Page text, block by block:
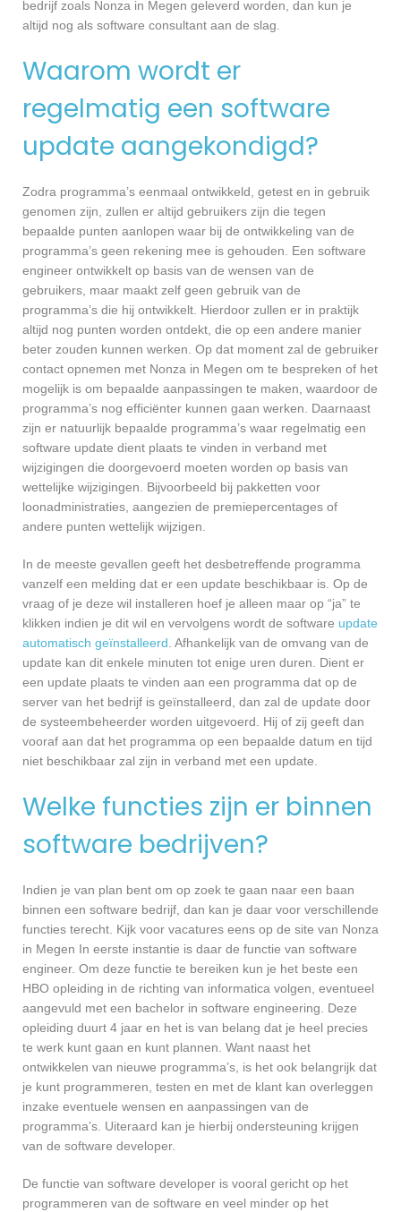
bedrijf zoals Nonza in Megen geleverd worden, dan kun je
altijd nog als software consultant aan de slag.
Waarom wordt er
regelmatig een software
update aangekondigd?
Zodra programma’s eenmaal ontwikkeld, getest en in gebruik
genomen zijn, zullen er altijd gebruikers zijn die tegen
bepaalde punten aanlopen waar bij de ontwikkeling van de
programma’s geen rekening mee is gehouden. Een software
engineer ontwikkelt op basis van de wensen van de
gebruikers, maar maakt zelf geen gebruik van de
programma’s die hij ontwikkelt. Hierdoor zullen er in praktijk
altijd nog punten worden ontdekt, die op een andere manier
beter zouden kunnen werken. Op dat moment zal de gebruiker
contact opnemen met Nonza in Megen om te bespreken of het
mogelijk is om bepaalde aanpassingen te maken, waardoor de
programma’s nog efficiënter kunnen gaan werken. Daarnaast
zijn er natuurlijk bepaalde programma’s waar regelmatig een
software update dient plaats te vinden in verband met
wijzigingen die doorgevoerd moeten worden op basis van
wettelijke wijzigingen. Bijvoorbeeld bij pakketten voor
loonadministraties, aangezien de premiepercentages of
andere punten wettelijk wijzigen.
In de meeste gevallen geeft het desbetreffende programma
vanzelf een melding dat er een update beschikbaar is. Op de
vraag of je deze wil installeren hoef je alleen maar op “ja” te
klikken indien je dit wil en vervolgens wordt de software update
automatisch geïnstalleerd . Afhankelijk van de omvang van de
update kan dit enkele minuten tot enige uren duren. Dient er
een update plaats te vinden aan een programma dat op de
server van het bedrijf is geïnstalleerd, dan zal de update door
de systeembeheerder worden uitgevoerd. Hij of zij geeft dan
vooraf aan dat het programma op een bepaalde datum en tijd
niet beschikbaar zal zijn in verband met een update.
Welke functies zijn er binnen
software bedrijven?
Indien je van plan bent om op zoek te gaan naar een baan
binnen een software bedrijf, dan kan je daar voor verschillende
functies terecht. Kijk voor vacatures eens op de site van Nonza
in Megen In eerste instantie is daar de functie van software
engineer. Om deze functie te bereiken kun je het beste een
HBO opleiding in de richting van informatica volgen, eventueel
aangevuld met een bachelor in software engineering. Deze
opleiding duurt 4 jaar en het is van belang dat je heel precies
te werk kunt gaan en kunt plannen. Want naast het
ontwikkelen van nieuwe programma’s, is het ook belangrijk dat
je kunt programmeren, testen en met de klant kan overleggen
inzake eventuele wensen en aanpassingen van de
programma’s. Uiteraard kan je hierbij ondersteuning krijgen
van de software developer.
De functie van software developer is vooral gericht op het
programmeren van de software en veel minder op het